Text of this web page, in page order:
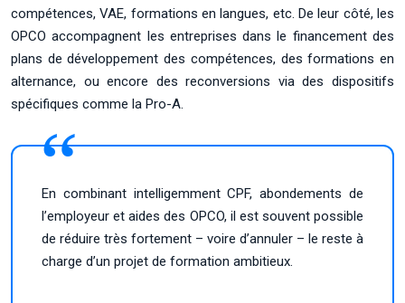
compétences, VAE, formations en langues, etc. De leur côté, les
OPCO accompagnent les entreprises dans le financement des
plans de développement des compétences, des formations en
alternance, ou encore des reconversions via des dispositifs
spécifiques comme la Pro-A.
En combinant intelligemment CPF, abondements de
l’employeur et aides des OPCO, il est souvent possible
de réduire très fortement – voire d’annuler – le reste à
charge d’un projet de formation ambitieux.